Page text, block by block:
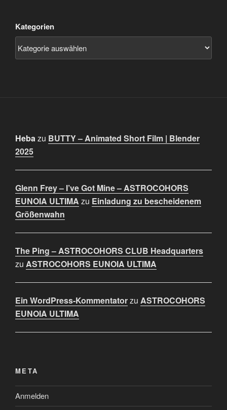
Kategorien
Hebazu BUTTY – Animated Short Film | Blender
2025
Glenn Frey – I’ve Got Mine – ASTROCOHORS
EUNOIA ULTIMA zu Einladung zu bescheidenem
Größenwahn
The Ping – ASTROCOHORS CLUB Headquarters
zu ASTROCOHORS EUNOIA ULTIMA
Ein WordPress-Kommentatorzu ASTROCOHORS
EUNOIA ULTIMA
META
Anmelden